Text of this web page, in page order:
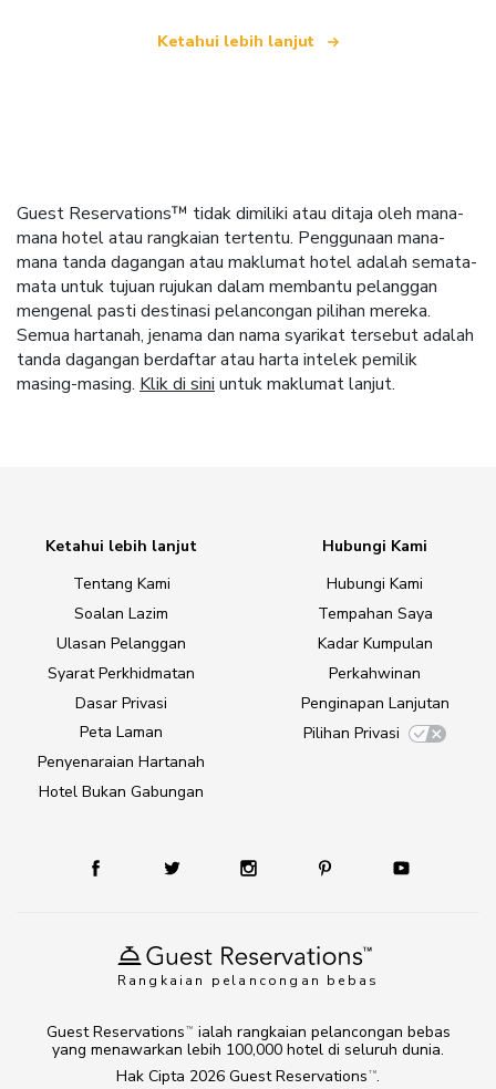
Ketahui lebih lanjut
Guest Reservations™ tidak dimiliki atau ditaja oleh mana-
mana hotel atau rangkaian tertentu. Penggunaan mana-
mana tanda dagangan atau maklumat hotel adalah semata-
mata untuk tujuan rujukan dalam membantu pelanggan
mengenal pasti destinasi pelancongan pilihan mereka.
Semua hartanah, jenama dan nama syarikat tersebut adalah
tanda dagangan berdaftar atau harta intelek pemilik
masing-masing. Klik di sini untuk maklumat lanjut.
Rangkaian pelancongan bebas
Ketahui lebih lanjut
Tentang Kami
Soalan Lazim
Ulasan Pelanggan
Syarat Perkhidmatan
Dasar Privasi
Peta Laman
Penyenaraian Hartanah
Hotel Bukan Gabungan
Hubungi Kami
Hubungi Kami
Tempahan Saya
Kadar Kumpulan
Perkahwinan
Penginapan Lanjutan
Pilihan Privasi
Hak Cipta 2026 Guest Reservations TM.
Guest Reservations TM
ialah rangkaian pelancongan bebas
yang menawarkan lebih 100,000 hotel di seluruh dunia.